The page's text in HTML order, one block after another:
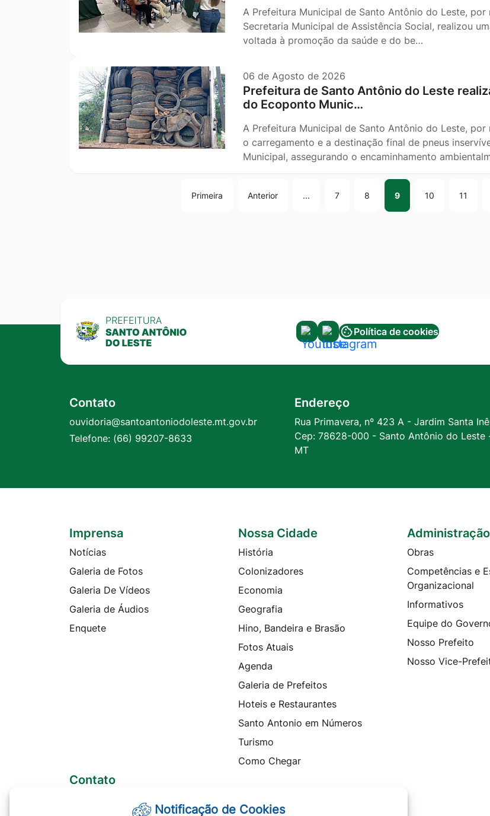
A Prefeitura Municipal de Santo Antônio do Leste,
Secretaria Municipal de Assistência Social, realizou
voltada à promoção da saúde e do be…
06 de Agosto de 2026
Prefeitura de Santo Antônio do Leste
do Ecoponto Munic…
A Prefeitura Municipal de Santo Antônio do Leste,
o carregamento e a destinação final de pneus
Municipal, assegurando o encaminhamento
Primeira Anterior ... 7 8 9 10 11
Acessar
a
Rede
Youtube
Acessar
a
Rede
Instagram
Política de cookies
Contato
ouvidoria@santoantoniodoleste.mt.gov.br
Telefone: (66) 99207-8633
Endereço
Rua Primavera, nº 423 A - Jardim Santa
Cep: 78628-000 - Santo Antônio do Leste
MT
Seção do Rodapé e Contato
Imprensa
Notícias
Galeria de Fotos
Galeria De Vídeos
Galeria de Áudios
Enquete
Nossa Cidade
História
Colonizadores
Economia
Geografia
Hino, Bandeira e Brasão
Fotos Atuais
Agenda
Galeria de Prefeitos
Hoteis e Restaurantes
Santo Antonio em Números
Turismo
Como Chegar
Administração
Obras
Competências e
Organizacional
Informativos
Equipe do
Nosso Prefeito
Nosso Vice-
Contato
Notificação de Cookies